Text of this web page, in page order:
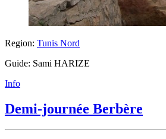
Region: Tunis Nord
Guide: Sami HARIZE
Info
Demi-journée Berbère